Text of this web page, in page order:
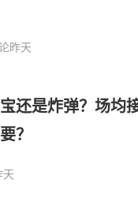
昨天
还是炸弹？场均
？
天